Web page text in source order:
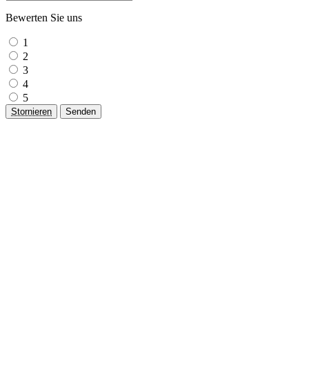
Bewerten Sie uns
1
2
3
4
5
Stornieren Senden